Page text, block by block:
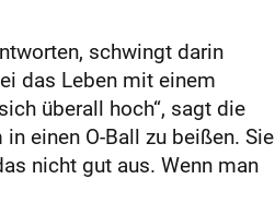
schwingt darin
das Leben mit einem
überall hoch“, sagt die
einen O-Ball zu beißen. Sie
nicht gut aus. Wenn man